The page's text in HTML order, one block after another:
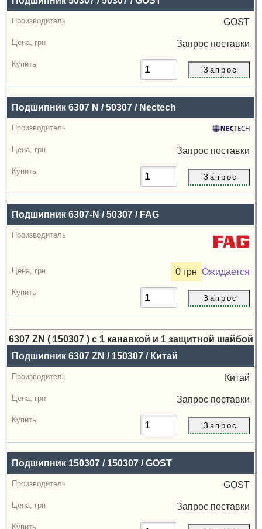
GOST
Запрос поставки
Подшипник 6307 N / 50307 / Nectech
Запрос поставки
Подшипник 6307-N / 50307 / FAG
0 грн Ожидается
6307 ZN ( 150307 ) с 1 канавкой и 1 защитной шайбой
Назва
Производитель
Радиальный
грн
Купить
Подшипник 6307 ZN / 150307 / Китай
Китай
Запрос поставки
Подшипник 150307 / 150307 / GOST
GOST
Запрос поставки